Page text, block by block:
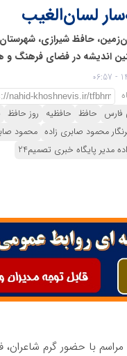
لسان‌الغیب
حافظ شیرازی، شهرستان
اندیشه در فضای فرهنگ و
فارس حافظ حافظیه روز حافظ
محمود صابری زاده محمود
مدیر پایگاه خبری تصمیم24
مراسم با حضور گرم